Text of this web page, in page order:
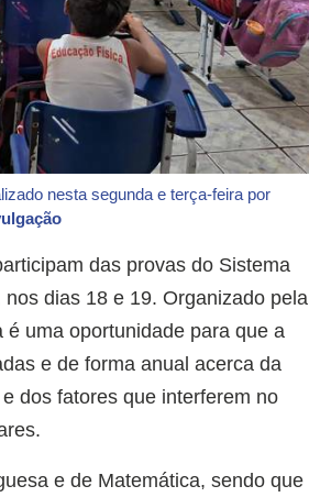
nesta segunda e terça-feira por
das provas do Sistema
dias 18 e 19. Organizado pela
uma oportunidade para que a
e de forma anual acerca da
dos fatores que interferem no
e de Matemática, sendo que